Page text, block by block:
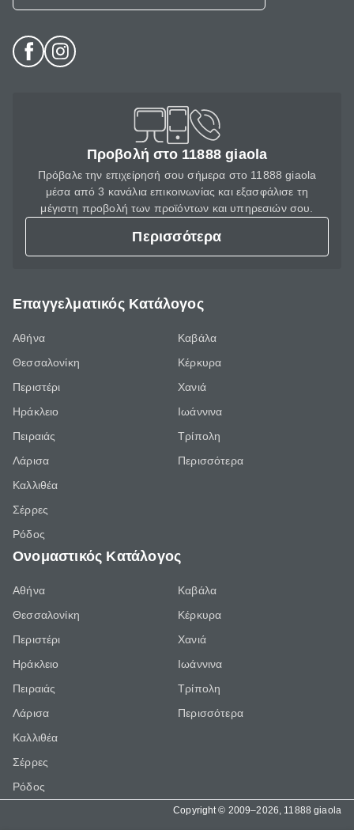
Προβολή στο 11888 giaola
Πρόβαλε την επιχείρησή σου σήμερα στο 11888 giaola
μέσα από 3 κανάλια επικοινωνίας και εξασφάλισε τη
μέγιστη προβολή των προϊόντων και υπηρεσιών σου.
Περισσότερα
Επαγγελματικός Κατάλογος
Αθήνα
Θεσσαλονίκη
Περιστέρι
Ηράκλειο
Πειραιάς
Λάρισα
Καλλιθέα
Σέρρες
Ρόδος
Καβάλα
Κέρκυρα
Χανιά
Ιωάννινα
Τρίπολη
Περισσότερα
Ονομαστικός Κατάλογος
Αθήνα
Θεσσαλονίκη
Περιστέρι
Ηράκλειο
Πειραιάς
Λάρισα
Καλλιθέα
Σέρρες
Ρόδος
Καβάλα
Κέρκυρα
Χανιά
Ιωάννινα
Τρίπολη
Περισσότερα
Copyright © 2009–2026, 11888 giaola